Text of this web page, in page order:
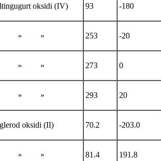
oksidi (IV) 93 -180
» » 253 -20
» » 273 0
» » 293 20
oksidi (II) 70.2 -203.0
» » 81.4 191.8